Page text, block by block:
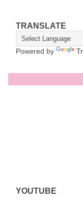
TRANSLATE
Powered by
YOUTUBE